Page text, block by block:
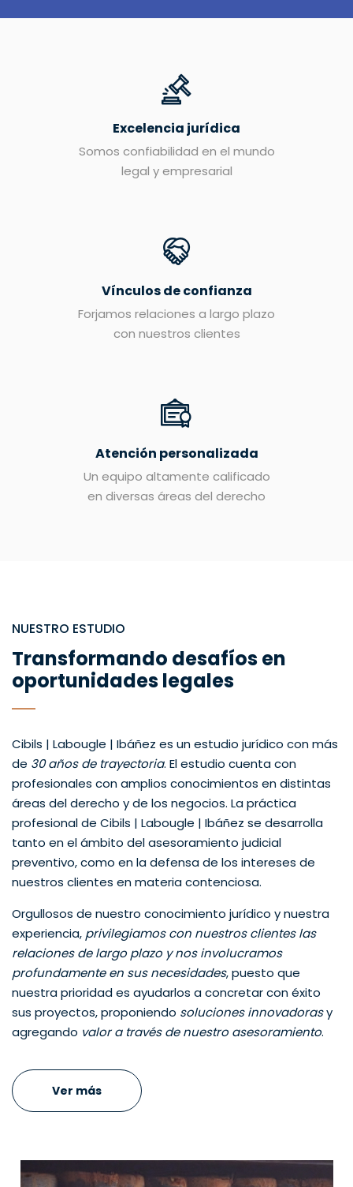
Excelencia jurídica
Somos confiabilidad en el mundo
legal y empresarial
Vínculos de confianza
Forjamos relaciones a largo plazo
con nuestros clientes
Atención personalizada
Un equipo altamente calificado
en diversas áreas del derecho
NUESTRO ESTUDIO
Transformando desafíos en
oportunidades legales
Cibils | Labougle | Ibáñez es un estudio jurídico con más
de 30 años de trayectoria. El estudio cuenta con
profesionales con amplios conocimientos en distintas
áreas del derecho y de los negocios. La práctica
profesional de Cibils | Labougle | Ibáñez se desarrolla
tanto en el ámbito del asesoramiento judicial
preventivo, como en la defensa de los intereses de
nuestros clientes en materia contenciosa.
Orgullosos de nuestro conocimiento jurídico y nuestra
experiencia, privilegiamos con nuestros clientes las
relaciones de largo plazo y nos involucramos
profundamente en sus necesidades, puesto que
nuestra prioridad es ayudarlos a concretar con éxito
sus proyectos, proponiendo soluciones innovadorasy
agregando valor a través de nuestro asesoramiento.
Ver más